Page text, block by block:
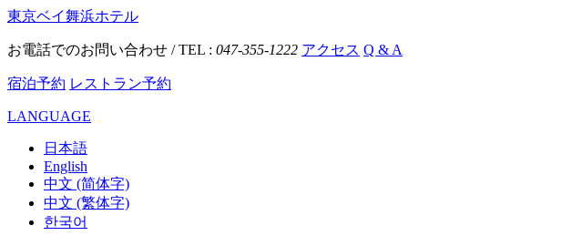
東京ベイ舞浜ホテル
お電話でのお問い合わせ / TEL : 047-355-1222 アクセス Q & A
宿泊予約 レストラン予約
LANGUAGE
日本語
English
中文 (简体字)
中文 (繁体字)
한국어